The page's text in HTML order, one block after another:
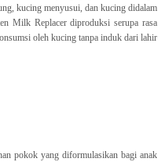
kucing menyusui, dan kucing didalam
Milk Replacer diproduksi serupa rasa
oleh kucing tanpa induk dari lahir
pokok yang diformulasikan bagi anak